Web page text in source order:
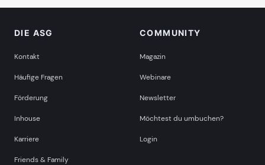
DIE ASG
Kontakt
Häufige Fragen
Förderung
Inhouse
Karriere
Friends & Family
COMMUNITY
Magazin
Webinare
Newsletter
Möchtest du umbuchen?
Login